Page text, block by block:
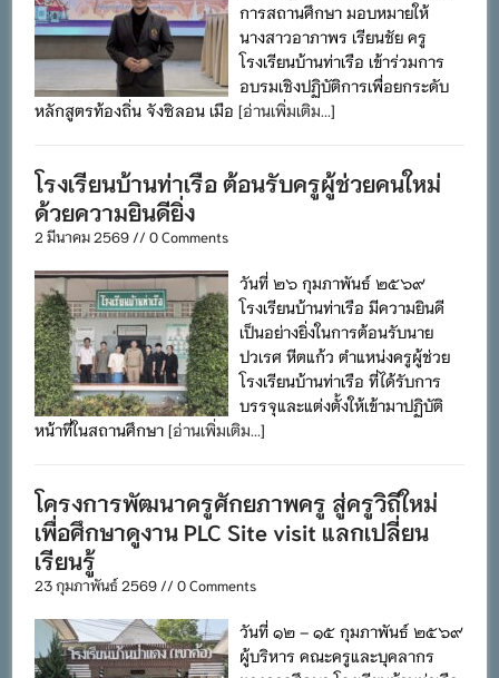
การสถานศึกษา มอบหมายให้
นางสาวอาภาพร เรียนชัย ครู
โรงเรียนบ้านท่าเรือ เข้าร่วมการ
อบรมเชิงปฏิบัติการเพื่อยกระดับ
หลักสูตรท้องถิ่น จังซิลอน เมือ[อ่านเพิ่มเติม...]
โรงเรียนบ้านท่าเรือ ต้อนรับครูผู้ช่วยคนใหม่
ด้วยความยินดียิ่ง
2 มีนาคม 2569 // 0 Comments
วันที่ ๒๖ กุมภาพันธ์ ๒๕๖๙
โรงเรียนบ้านท่าเรือ มีความยินดี
เป็นอย่างยิ่งในการต้อนรับนาย
ปวเรศ หีตแก้ว ตำแหน่งครูผู้ช่วย
โรงเรียนบ้านท่าเรือ ที่ได้รับการ
บรรจุและแต่งตั้งให้เข้ามาปฏิบัติ
หน้าที่ในสถานศึกษา[อ่านเพิ่มเติม...]
โครงการพัฒนาครูศักยภาพครู สู่ครูวิถีใหม่
เพื่อศึกษาดูงาน PLC Site visit แลกเปลี่ยน
เรียนรู้
23 กุมภาพันธ์ 2569 // 0 Comments
วันที่ ๑๒ – ๑๕ กุมภาพันธ์ ๒๕๖๙
ผู้บริหาร คณะครูและบุคลากร